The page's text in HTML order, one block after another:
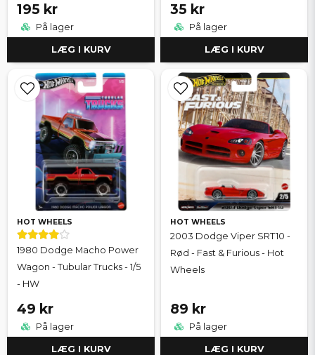
195 kr
På lager
LÆG I KURV
35 kr
På lager
LÆG I KURV
HOT WHEELS
1980 Dodge Macho Power
Wagon - Tubular Trucks - 1/5
- HW
49 kr
På lager
LÆG I KURV
HOT WHEELS
2003 Dodge Viper SRT10 -
Rød - Fast & Furious - Hot
Wheels
89 kr
På lager
LÆG I KURV